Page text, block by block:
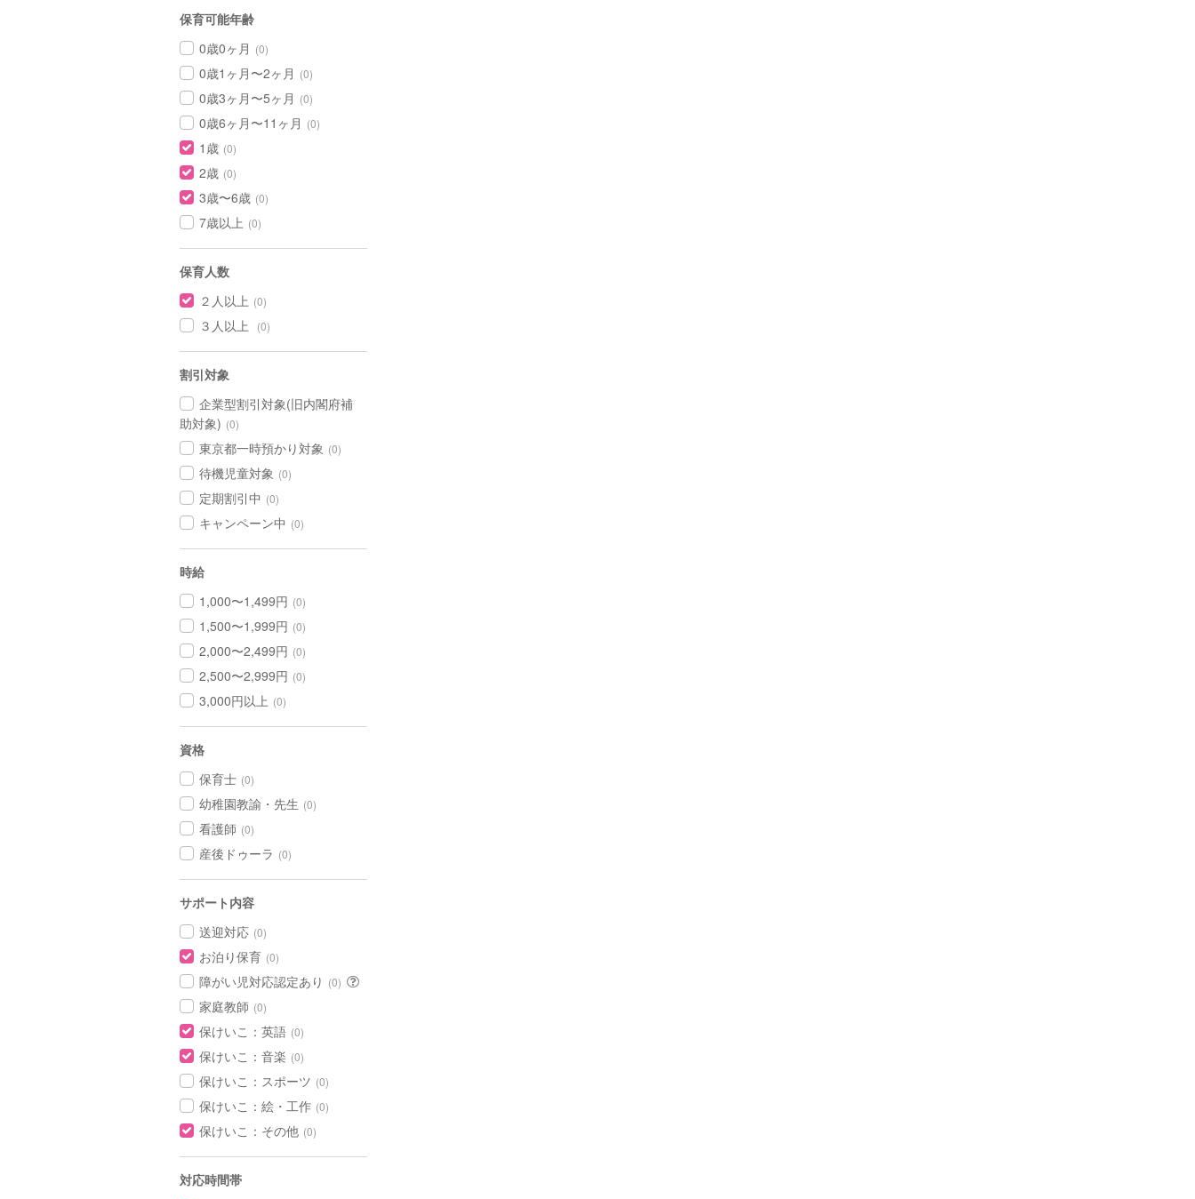
保育可能年齢
0歳0ヶ月 (0)
0歳1ヶ月〜2ヶ月 (0)
0歳3ヶ月〜5ヶ月 (0)
0歳6ヶ月〜11ヶ月 (0)
1歳 (0)
2歳 (0)
3歳〜6歳 (0)
7歳以上 (0)
保育人数
２人以上 (0)
３人以上 (0)
割引対象
企業型割引対象(旧内閣府補
助対象) (0)
東京都一時預かり対象 (0)
待機児童対象 (0)
定期割引中 (0)
キャンペーン中 (0)
時給
1,000〜1,499円 (0)
1,500〜1,999円 (0)
2,000〜2,499円 (0)
2,500〜2,999円 (0)
3,000円以上 (0)
資格
保育士 (0)
幼稚園教諭・先生 (0)
看護師 (0)
産後ドゥーラ (0)
サポート内容
送迎対応 (0)
お泊り保育 (0)
障がい児対応認定あり (0)
家庭教師 (0)
保けいこ：英語 (0)
保けいこ：音楽 (0)
保けいこ：スポーツ (0)
保けいこ：絵・工作 (0)
保けいこ：その他 (0)
対応時間帯